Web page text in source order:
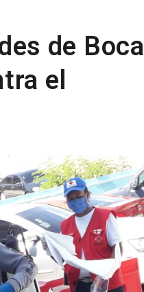
de Boca
el